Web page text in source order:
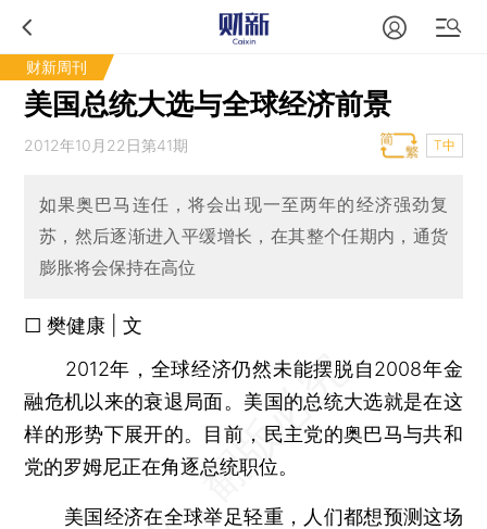
财新周刊
美国总统大选与全球经济前景
2012年10月22日第41期 T中
如果奥巴马连任，将会出现一至两年的经济强劲复
苏，然后逐渐进入平缓增长，在其整个任期内，通货
膨胀将会保持在高位
□ 樊健康 | 文
2012年，全球经济仍然未能摆脱自2008年金
融危机以来的衰退局面。美国的总统大选就是在这
样的形势下展开的。目前，民主党的奥巴马与共和
党的罗姆尼正在角逐总统职位。
美国经济在全球举足轻重，人们都想预测这场